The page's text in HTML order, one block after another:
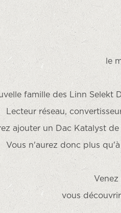
le
famille des Linn Selekt
Lecteur réseau,
ajouter un Dac Katalyst
Vous n'aurez donc plus
vous